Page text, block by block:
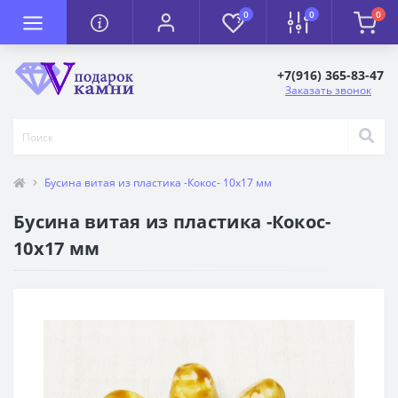
0 0 0
+7(916) 365-83-47
Заказать звонок
Бусина витая из пластика -Кокос- 10х17 мм
Бусина витая из пластика -Кокос-
10х17 мм